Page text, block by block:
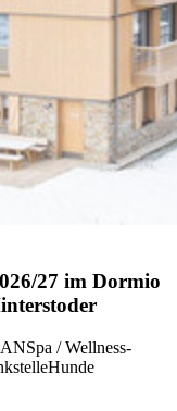
27 im Dormio
Spa / Wellness-
Hunde